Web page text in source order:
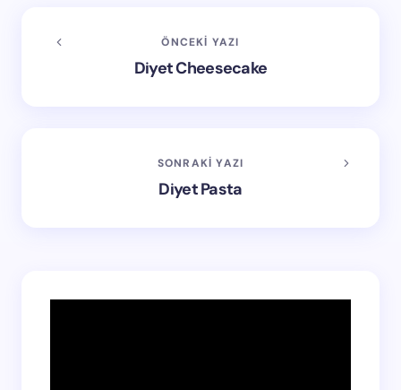
ÖNCEKI YAZI
Diyet Cheesecake
SONRAKI YAZI
Diyet Pasta